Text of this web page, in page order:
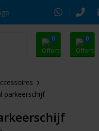
0 0
parkeerschijf